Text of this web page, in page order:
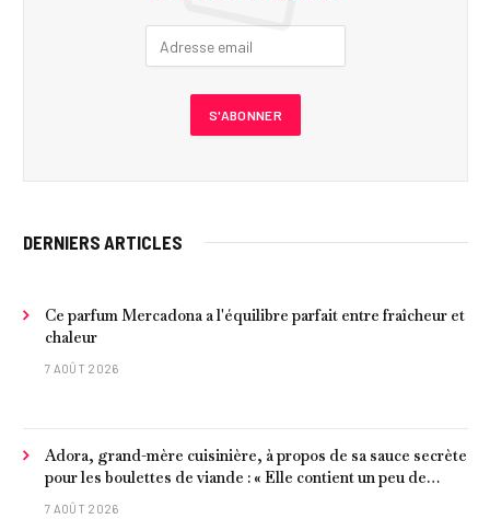
DERNIERS ARTICLES
Ce parfum Mercadona a l'équilibre parfait entre fraîcheur et
chaleur
7 AOÛT 2026
Adora, grand-mère cuisinière, à propos de sa sauce secrète
pour les boulettes de viande : « Elle contient un peu de
curcuma, du poivre, une poignée d'amandes et des tomates
7 AOÛT 2026